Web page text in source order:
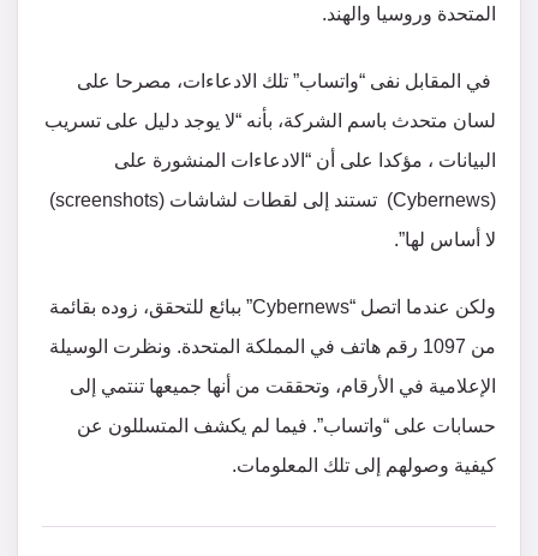
المتحدة وروسيا والهند.
في المقابل نفى “واتساب” تلك الادعاءات، مصرحا على
لسان متحدث باسم الشركة، بأنه “لا يوجد دليل على تسريب
البيانات ، مؤكدا على أن “الادعاءات المنشورة على
(Cybernews) تستند إلى لقطات لشاشات (screenshots)
لا أساس لها”.
ولكن عندما اتصل “Cybernews” ببائع للتحقق، زوده بقائمة
من 1097 رقم هاتف في المملكة المتحدة. ونظرت الوسيلة
الإعلامية في الأرقام، وتحققت من أنها جميعها تنتمي إلى
حسابات على “واتساب”. فيما لم يكشف المتسللون عن
كيفية وصولهم إلى تلك المعلومات.